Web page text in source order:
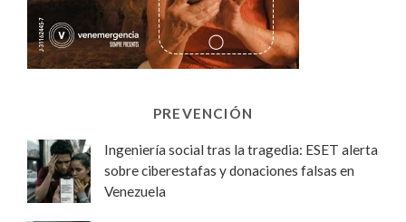
PREVENCIÓN
Ingeniería social tras la tragedia: ESET alerta
sobre ciberestafas y donaciones falsas en
Venezuela